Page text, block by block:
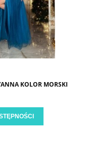
KOLOR MORSKI